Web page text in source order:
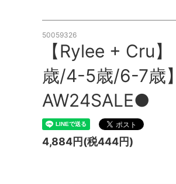
50059326
【Rylee + Cru
歳/4-5歳/6-7歳
AW24SALE●
4,884円(税444円)